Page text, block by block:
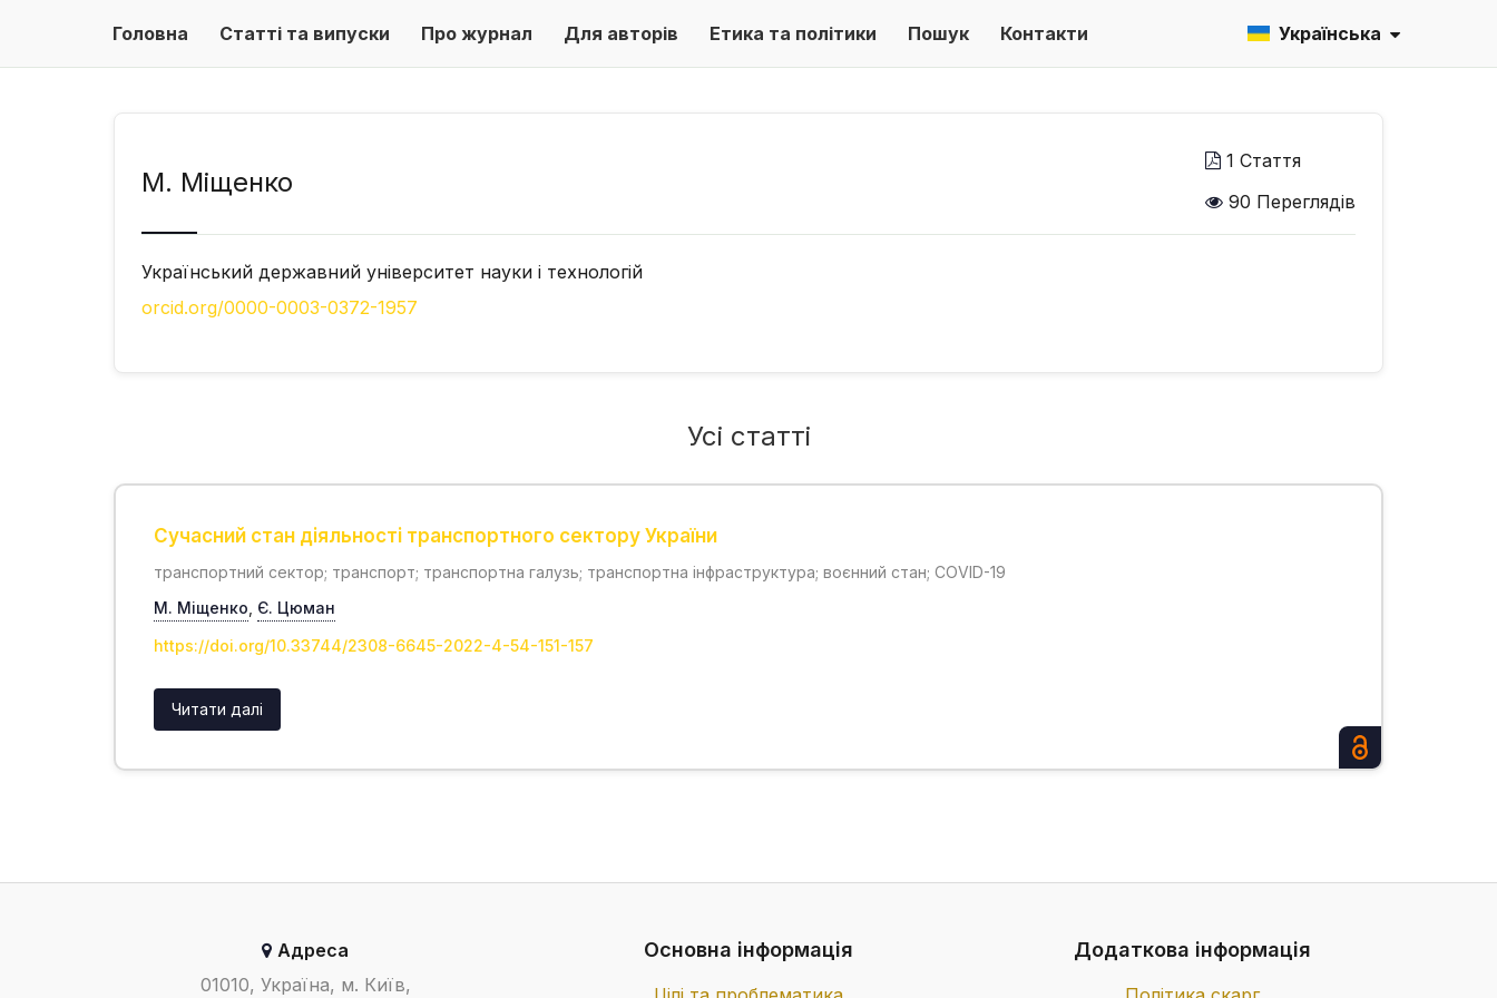
Головна Статті та випуски Про журнал Для авторів Етика та політики Пошук Контакти Українська
М. Міщенко
1 Стаття
90 Переглядів
Український державний університет науки і технологій
orcid.org/0000-0003-0372-1957
Усі статті
Сучасний стан діяльності транспортного сектору України
транспортний сектор; транспорт; транспортна галузь; транспортна інфраструктура; воєнний стан; COVID-19
М. Міщенко Є. Цюман
https://doi.org/10.33744/2308-6645-2022-4-54-151-157
Читати далі
Адреса
01010, Україна, м. Київ,
Основна інформація Додаткова інформація